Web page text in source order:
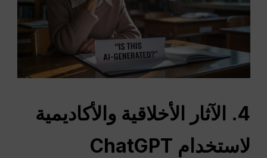
4. الآثار الأخلاقية والأكاديمية
لاستخدام ChatGPT